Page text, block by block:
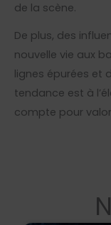
de la scène.
De plus, des
nouvelle vie aux
lignes épurées et
tendance est à
compte pour